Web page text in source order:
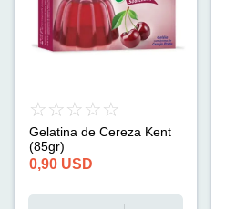
Gelatina de Cereza Kent
(85gr)
0,90 USD